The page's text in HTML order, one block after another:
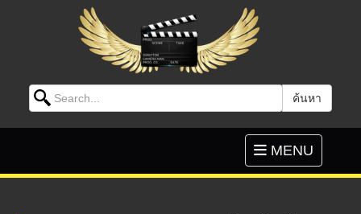
Search for: ค้นหา
Toggle
navigation
MENU